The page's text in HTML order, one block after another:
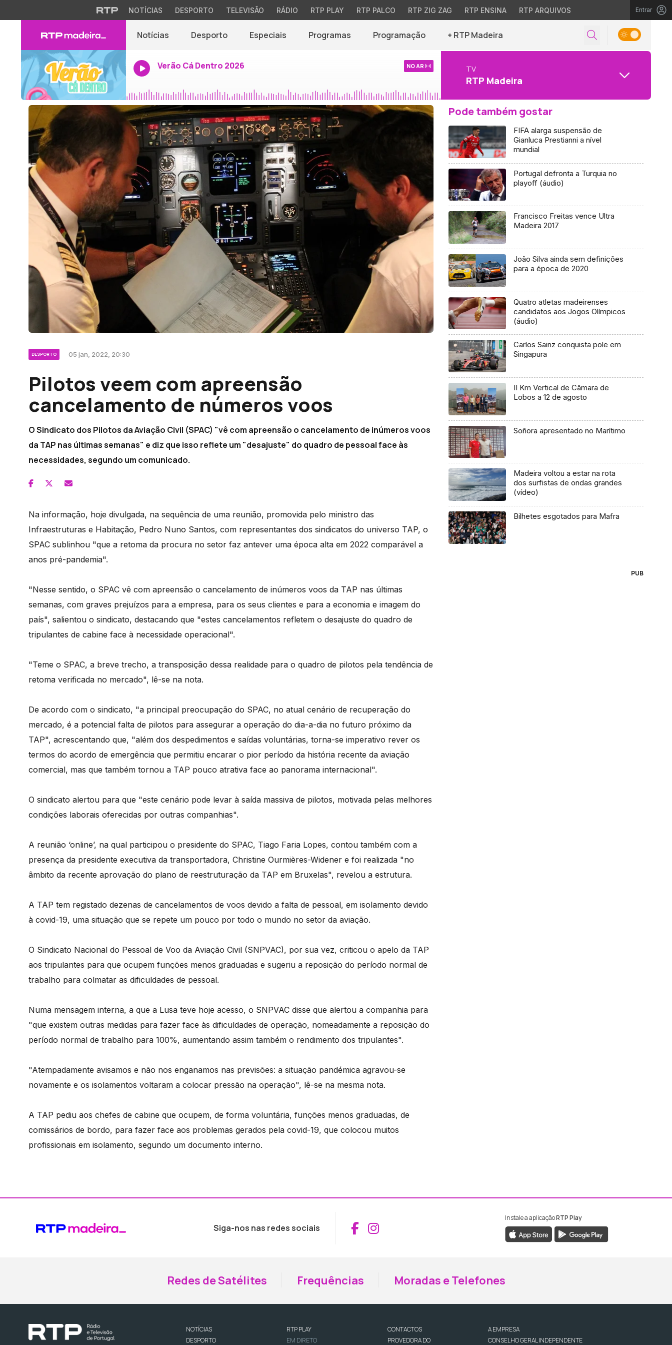
NOTÍCIAS DESPORTO TELEVISÃO RÁDIO RTP PLAY RTP PALCO RTP ZIG ZAG RTP ENSINA RTP ARQUIVOS Entrar
Notícias Desporto Especiais Programas Programação + RTP Madeira
Verão Cá Dentro 2026 NO AR TV
RTP Madeira
DESPORTO 05 jan, 2022, 20:30
Pilotos veem com apreensão
cancelamento de números voos
O Sindicato dos Pilotos da Aviação Civil (SPAC) "vê com apreensão o cancelamento de inúmeros voos
da TAP nas últimas semanas" e diz que isso reflete um "desajuste" do quadro de pessoal face às
necessidades, segundo um comunicado.
Na informação, hoje divulgada, na sequência de uma reunião, promovida pelo ministro das
Infraestruturas e Habitação, Pedro Nuno Santos, com representantes dos sindicatos do universo TAP, o
SPAC sublinhou "que a retoma da procura no setor faz antever uma época alta em 2022 comparável a
anos pré-pandemia".
"Nesse sentido, o SPAC vê com apreensão o cancelamento de inúmeros voos da TAP nas últimas
semanas, com graves prejuízos para a empresa, para os seus clientes e para a economia e imagem do
país", salientou o sindicato, destacando que "estes cancelamentos refletem o desajuste do quadro de
tripulantes de cabine face à necessidade operacional".
"Teme o SPAC, a breve trecho, a transposição dessa realidade para o quadro de pilotos pela tendência de
retoma verificada no mercado", lê-se na nota.
De acordo com o sindicato, "a principal preocupação do SPAC, no atual cenário de recuperação do
mercado, é a potencial falta de pilotos para assegurar a operação do dia-a-dia no futuro próximo da
TAP", acrescentando que, "além dos despedimentos e saídas voluntárias, torna-se imperativo rever os
termos do acordo de emergência que permitiu encarar o pior período da história recente da aviação
comercial, mas que também tornou a TAP pouco atrativa face ao panorama internacional".
O sindicato alertou para que "este cenário pode levar à saída massiva de pilotos, motivada pelas melhores
condições laborais oferecidas por outras companhias".
A reunião ‘online’, na qual participou o presidente do SPAC, Tiago Faria Lopes, contou também com a
presença da presidente executiva da transportadora, Christine Ourmières-Widener e foi realizada "no
âmbito da recente aprovação do plano de reestruturação da TAP em Bruxelas", revelou a estrutura.
A TAP tem registado dezenas de cancelamentos de voos devido a falta de pessoal, em isolamento devido
à covid-19, uma situação que se repete um pouco por todo o mundo no setor da aviação.
O Sindicato Nacional do Pessoal de Voo da Aviação Civil (SNPVAC), por sua vez, criticou o apelo da TAP
aos tripulantes para que ocupem funções menos graduadas e sugeriu a reposição do período normal de
trabalho para colmatar as dificuldades de pessoal.
Numa mensagem interna, a que a Lusa teve hoje acesso, o SNPVAC disse que alertou a companhia para
"que existem outras medidas para fazer face às dificuldades de operação, nomeadamente a reposição do
período normal de trabalho para 100%, aumentando assim também o rendimento dos tripulantes".
"Atempadamente avisamos e não nos enganamos nas previsões: a situação pandémica agravou-se
novamente e os isolamentos voltaram a colocar pressão na operação", lê-se na mesma nota.
A TAP pediu aos chefes de cabine que ocupem, de forma voluntária, funções menos graduadas, de
comissários de bordo, para fazer face aos problemas gerados pela covid-19, que colocou muitos
profissionais em isolamento, segundo um documento interno.
Pode também gostar
FIFA alarga suspensão de
Gianluca Prestianni a nível
mundial
Portugal defronta a Turquia no
playoff (áudio)
Francisco Freitas vence Ultra
Madeira 2017
João Silva ainda sem definições
para a época de 2020
Quatro atletas madeirenses
candidatos aos Jogos Olímpicos
(áudio)
Carlos Sainz conquista pole em
Singapura
II Km Vertical de Câmara de
Lobos a 12 de agosto
Soñora apresentado no Marítimo
Madeira voltou a estar na rota
dos surfistas de ondas grandes
(vídeo)
Bilhetes esgotados para Mafra
PUB
Siga-nos nas redes sociais Aceder ao Facebook da RTP Madeira
Aceder ao Instagram da RTP Madeira
Instale a aplicaçãoRTP Play
Redes de Satélites Frequências Moradas e Telefones
NOTÍCIAS
DESPORTO
RTP PLAY
EM DIRETO
CONTACTOS
PROVEDORA DO
A EMPRESA
CONSELHO GERAL INDEPENDENTE